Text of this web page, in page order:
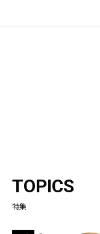
TOPICS
特集